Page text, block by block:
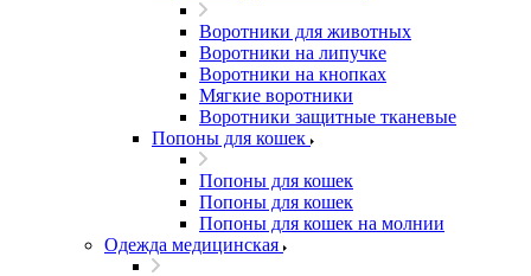
Воротники для животных
Воротники на липучке
Воротники на кнопках
Мягкие воротники
Воротники защитные тканевые
Попоны для кошек
Попоны для кошек
Попоны для кошек
Попоны для кошек на молнии
Одежда медицинская